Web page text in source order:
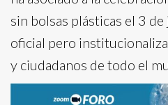
sin bolsas plásticas el 3
oficial pero
y ciudadanos de todo el